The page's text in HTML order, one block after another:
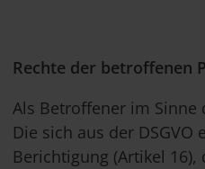
Rechte der betroffenen
Als Betroffener im Sinne
Die sich aus der
Berichtigung (Artikel 16),